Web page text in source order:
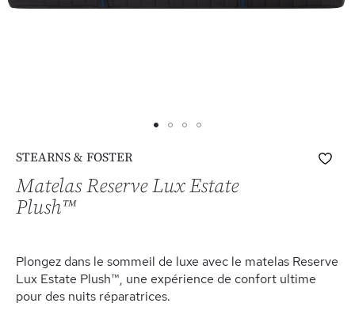
beginning
gallery
STEARNS & FOSTER
Matelas Reserve Lux Estate
Plush™
Plongez dans le sommeil de luxe avec le matelas Reserve
Lux Estate Plush™, une expérience de confort ultime
pour des nuits réparatrices.